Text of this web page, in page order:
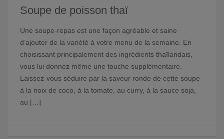
Soupe de poisson thaï
Une soupe-repas est une façon agréable et saine
d’ajouter de la variété à votre menu de la semaine. En
choisissant principalement des ingrédients thaïlandais,
vous lui donnez même une touche supplémentaire.
Laissez-vous séduire par la saveur ronde de cette soupe
à la noix de coco, à la tomate, au curry, à la sauce soja,
au […]